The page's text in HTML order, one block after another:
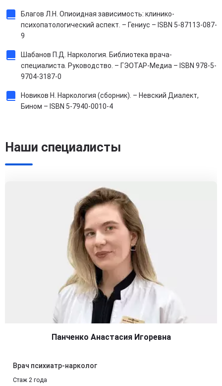
Благов Л.Н. Опиоидная зависимость: клинико-
психопатологический аспект. – Гениус – ISBN 5-87113-087-
9
Шабанов П.Д. Наркология. Библиотека врача-
специалиста. Руководство. – ГЭОТАР-Медиа – ISBN 978-5-
9704-3187-0
Новиков Н. Наркология (сборник). – Невский Диалект,
Бином – ISBN 5-7940-0010-4
Наши специалисты
Панченко Анастасия Игоревна
Врач психиатр-нарколог
Стаж 2 года